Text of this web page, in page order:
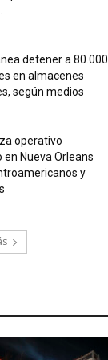
detener a 80.000
en almacenes
según medios
operativo
Nueva Orleans
y